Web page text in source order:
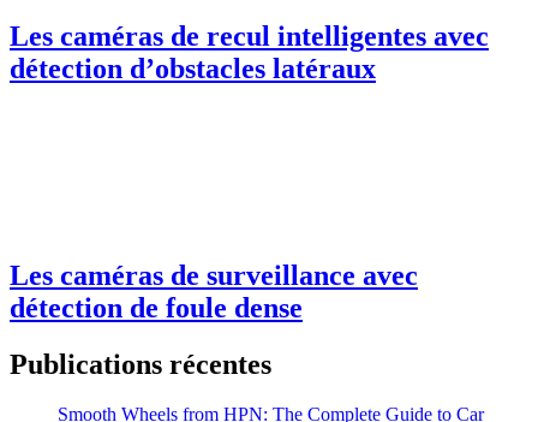
Les caméras de recul intelligentes avec
détection d’obstacles latéraux
Les caméras de surveillance avec
détection de foule dense
Publications récentes
Smooth Wheels from HPN: The Complete Guide to Car